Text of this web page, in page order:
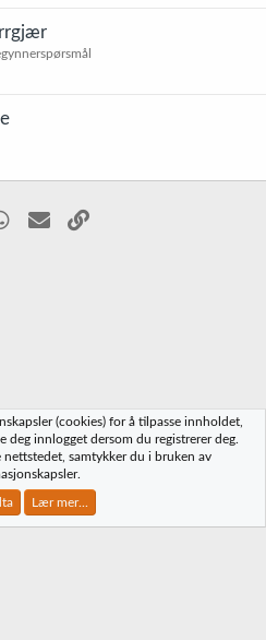
WhatsApp
E-post
Personvernregler
2023 XenForo Ltd.
(cookies) for å tilpasse innholdet,
deg innlogget dersom du registrerer deg.
samtykker du i bruken av
Lær mer...